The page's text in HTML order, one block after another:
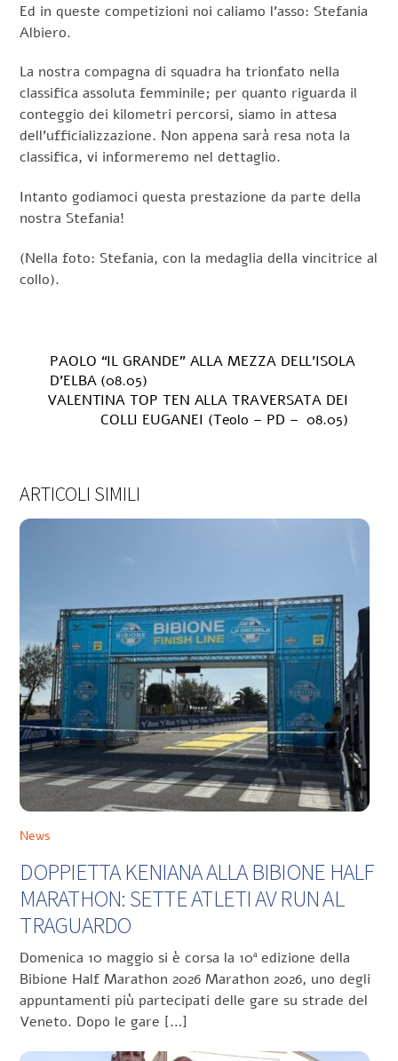
Ed in queste competizioni noi caliamo l’asso: Stefania
Albiero.
La nostra compagna di squadra ha trionfato nella
classifica assoluta femminile; per quanto riguarda il
conteggio dei kilometri percorsi, siamo in attesa
dell’ufficializzazione. Non appena sarà resa nota la
classifica, vi informeremo nel dettaglio.
Intanto godiamoci questa prestazione da parte della
nostra Stefania!
(Nella foto: Stefania, con la medaglia della vincitrice al
collo).
PAOLO “IL GRANDE” ALLA MEZZA DELL’ISOLA
D’ELBA (08.05)
VALENTINA TOP TEN ALLA TRAVERSATA DEI
COLLI EUGANEI (Teolo – PD – 08.05)
ARTICOLI SIMILI
News
DOPPIETTA KENIANA ALLA BIBIONE HALF
MARATHON: SETTE ATLETI AV RUN AL
TRAGUARDO
Domenica 10 maggio si è corsa la 10ª edizione della
Bibione Half Marathon 2026 Marathon 2026, uno degli
appuntamenti più partecipati delle gare su strade del
Veneto. Dopo le gare […]